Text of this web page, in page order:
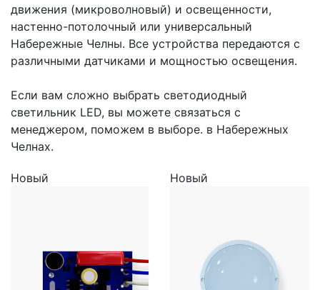
движения (микроволновый) и освещенности,
настенно-потолочный или универсальный
Набережные Челны. Все устройства передаются с
различными датчиками и мощностью освещения.
Если вам сложно выбрать светодиодный
светильник LED, вы можете связаться с
менеджером, поможем в выборе. в Набережных
Челнах.
Новый Новый